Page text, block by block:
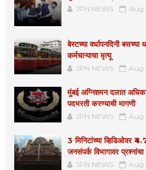
JPN NEWS Aug
बेस्टच्या वर्धापनदिनी
कर्मचाऱ्याचा मृत्यू
JPN NEWS Aug
मुंबई अग्निशमन दलात
पदभरती करण्याची मागणी
JPN NEWS Aug
3 मिनिटांच्या व्हिडिओवर
जनसंपर्क विभागावर प्रश्नांचा
JPN NEWS Aug